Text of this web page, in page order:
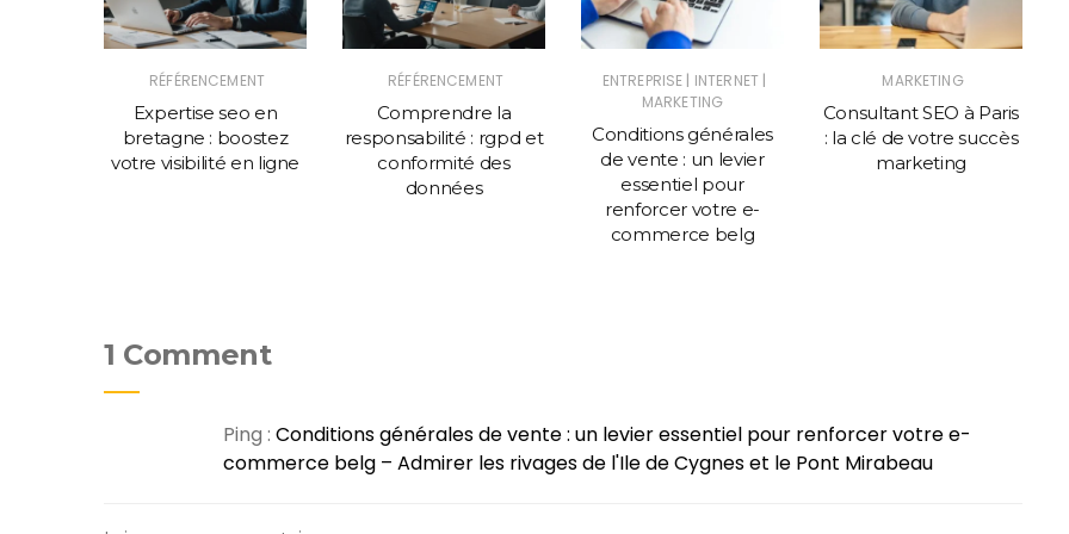
RÉFÉRENCEMENT
Expertise seo en
bretagne : boostez
votre visibilité en ligne
RÉFÉRENCEMENT
Comprendre la
responsabilité : rgpd et
conformité des
données
ENTREPRISE | INTERNET |
MARKETING
Conditions générales
de vente : un levier
essentiel pour
renforcer votre e-
commerce belg
MARKETING
Consultant SEO à Paris
: la clé de votre succès
marketing
1 Comment
Ping : Conditions générales de vente : un levier essentiel pour renforcer votre e-
commerce belg – Admirer les rivages de l'Ile de Cygnes et le Pont Mirabeau